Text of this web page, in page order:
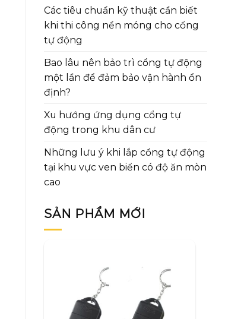
Các tiêu chuẩn kỹ thuật cần biết
khi thi công nền móng cho cổng
tự động
Bao lâu nên bảo trì cổng tự động
một lần để đảm bảo vận hành ổn
định?
Xu hướng ứng dụng cổng tự
động trong khu dân cư
Những lưu ý khi lắp cổng tự động
tại khu vực ven biển có độ ăn mòn
cao
SẢN PHẨM MỚI